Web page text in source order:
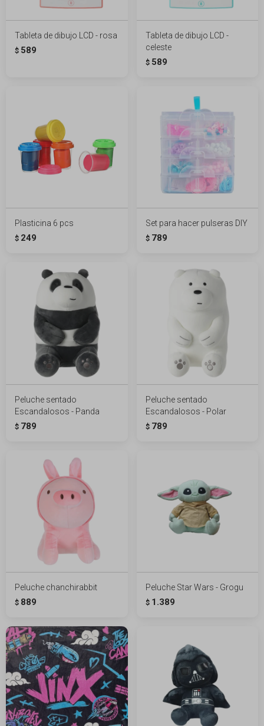
Tableta de dibujo LCD - rosa
$ 589
Tableta de dibujo LCD -
celeste
$ 589
Plasticina 6 pcs
$ 249
Set para hacer pulseras DIY
$ 789
Peluche sentado
Escandalosos - Panda
$ 789
Peluche sentado
Escandalosos - Polar
$ 789
Peluche chanchirabbit
$ 889
Peluche Star Wars - Grogu
$ 1.389